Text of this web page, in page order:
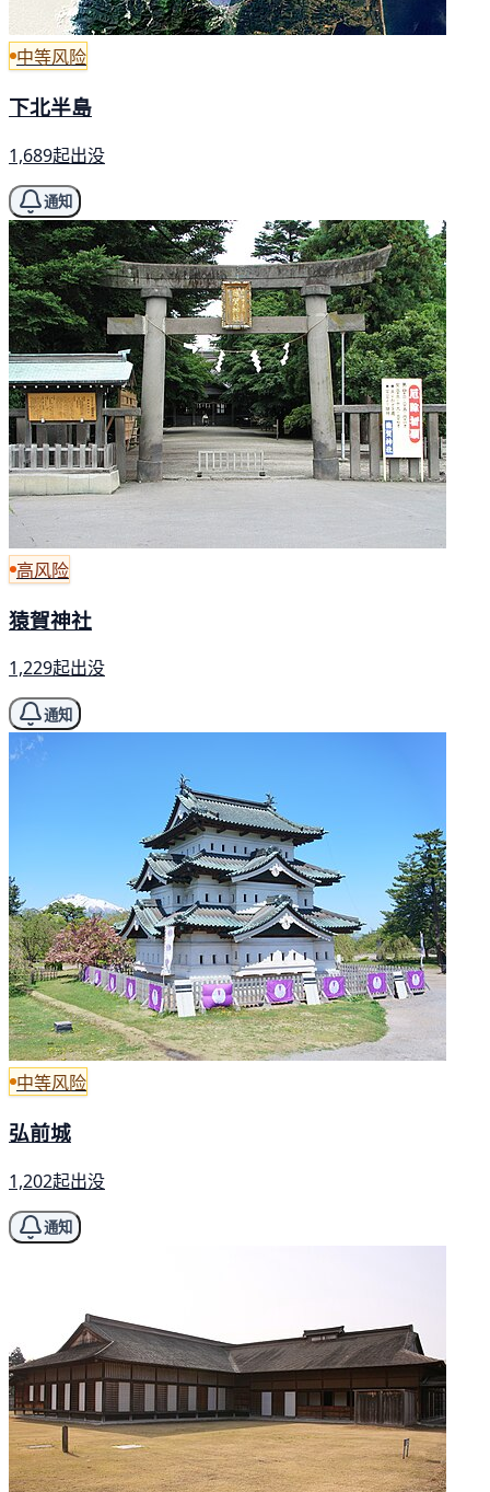
中等风险
下北半島
1,689起出没
通知
高风险
猿賀神社
1,229起出没
通知
中等风险
弘前城
1,202起出没
通知